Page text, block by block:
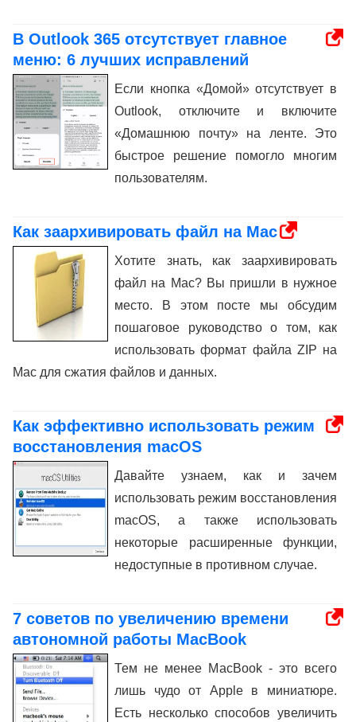
В Outlook 365 отсутствует главное
меню: 6 лучших исправлений
Если кнопка «Домой» отсутствует в
Outlook, отключите и включите
«Домашнюю почту» на ленте. Это
быстрое решение помогло многим
пользователям.
Как заархивировать файл на Mac
Хотите знать, как заархивировать
файл на Mac? Вы пришли в нужное
место. В этом посте мы обсудим
пошаговое руководство о том, как
использовать формат файла ZIP на
Mac для сжатия файлов и данных.
Как эффективно использовать режим
восстановления macOS
Давайте узнаем, как и зачем
использовать режим восстановления
macOS, а также использовать
некоторые расширенные функции,
недоступные в противном случае.
7 советов по увеличению времени
автономной работы MacBook
Тем не менее MacBook - это всего
лишь чудо от Apple в миниатюре.
Есть несколько способов увеличить